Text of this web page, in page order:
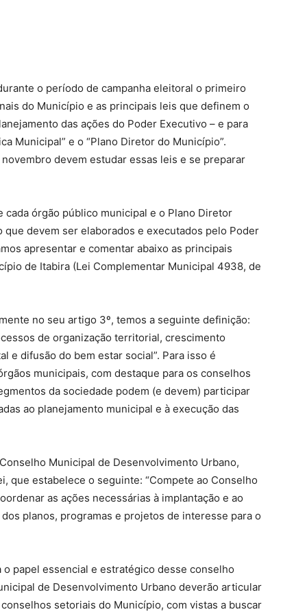
o período de campanha eleitoral o primeiro
do Município e as principais leis que definem o
das ações do Poder Executivo – e para
Municipal” e o “Plano Diretor do Município”.
devem estudar essas leis e se preparar
órgão público municipal e o Plano Diretor
devem ser elaborados e executados pelo Poder
apresentar e comentar abaixo as principais
de Itabira (Lei Complementar Municipal 4938, de
no seu artigo 3º, temos a seguinte definição:
de organização territorial, crescimento
e difusão do bem estar social”. Para isso é
municipais, com destaque para os conselhos
da sociedade podem (e devem) participar
ao planejamento municipal e à execução das
Municipal de Desenvolvimento Urbano,
que estabelece o seguinte: “Compete ao Conselho
as ações necessárias à implantação e ao
planos, programas e projetos de interesse para o
papel essencial e estratégico desse conselho
de Desenvolvimento Urbano deverão articular
setoriais do Município, com vistas a buscar